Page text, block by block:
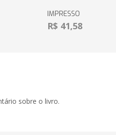
IMPRESSO
R$ 41,58
sobre o livro.